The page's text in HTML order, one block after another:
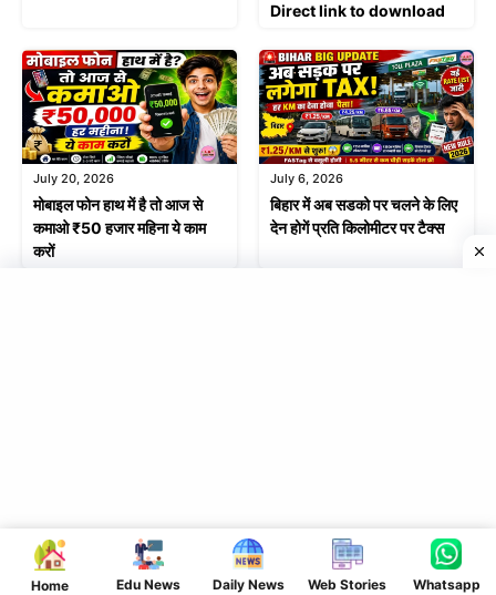
Home Edu News Daily News Web Stories Whatsapp
Direct link to download
July 20, 2026
मोबाइल फोन हाथ में है तो आज से
कमाओ ₹50 हजार महिना ये काम
करों
July 6, 2026
बिहार में अब सडको पर चलने के लिए
देन होगें प्रति किलोमीटर पर टैक्स